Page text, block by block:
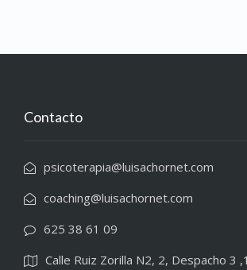
Contacto
psicoterapia@luisachornet.com
coaching@luisachornet.com
625 38 61 09
Calle Ruiz Zorilla N2, 2, Despacho 3